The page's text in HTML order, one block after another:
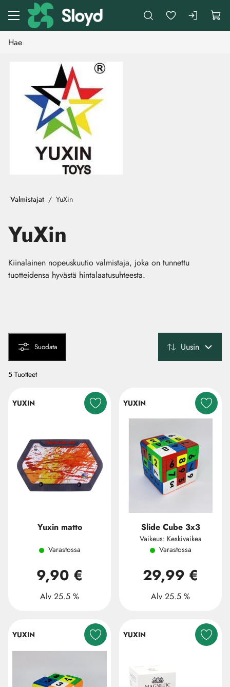
Siirry pääsisältöön
Valmistajat YuXin
YuXin
Kiinalainen nopeuskuutio valmistaja, joka on tunnettu
tuotteidensa hyvästä hintalaatusuhteesta.
Suodata Uusin
5 Tuotteet
YUXIN
Yuxin matto
Varastossa
9,90 €
Alv 25.5 %
YUXIN
Slide Cube 3x3
Vaikeus: Keskivaikea
Varastossa
29,99 €
Alv 25.5 %
YUXIN YUXIN